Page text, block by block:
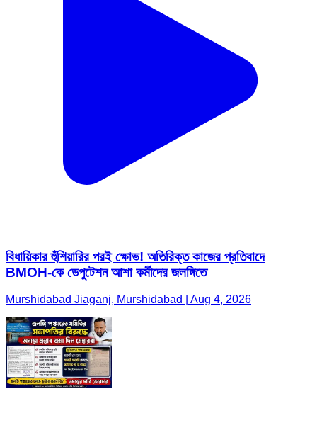
বিধায়িকার হুঁশিয়ারির পরই ক্ষোভ! অতিরিক্ত কাজের প্রতিবাদে
BMOH-কে ডেপুটেশন আশা কর্মীদের জলঙ্গিতে
Murshidabad Jiaganj, Murshidabad | Aug 4, 2026